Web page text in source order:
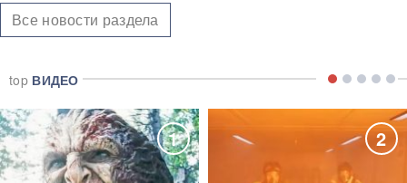
Все новости раздела
top ВИДЕО
1 2